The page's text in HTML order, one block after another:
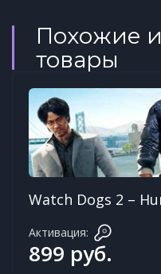
Похожие
товары
Watch Dogs 2 –
Активация:
899 руб.